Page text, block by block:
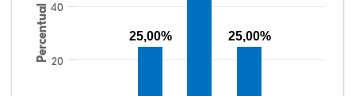
Percentual 20
40
25,00% 25,00%